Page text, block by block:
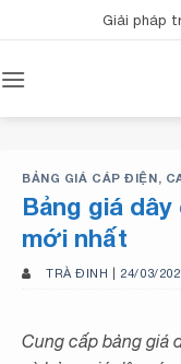
qua
dung
Giải pháp
BẢNG GIÁ CÁP ĐIỆN,
Bảng giá dây
mới nhất
TRÀ ĐINH | 24/03/
Cung cấp bảng giá